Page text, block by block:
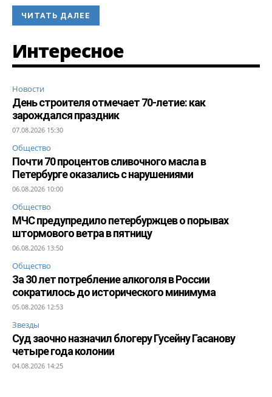
ЧИТАТЬ ДАЛЕЕ
Интересное
Новости
День строителя отмечает 70-летие: как
зарождался праздник
07.08.2026 15:30
Общество
Почти 70 процентов сливочного масла в
Петербурге оказались с нарушениями
06.08.2026 10:00
Общество
МЧС предупредило петербуржцев о порывах
штормового ветра в пятницу
06.08.2026 13:50
Общество
За 30 лет потребление алкоголя в России
сократилось до исторического минимума
05.08.2026 12:53
Звезды
Суд заочно назначил блогеру Гусейну Гасанову
четыре года колонии
04.08.2026 14:25